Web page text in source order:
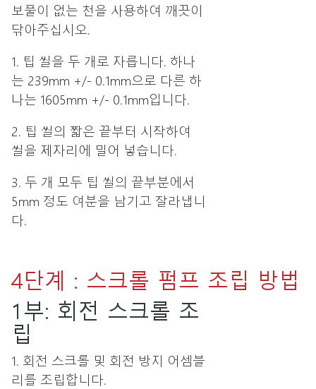
보풀이 없는 천을 사용하여 깨끗이
닦아주십시오.
1. 팁 씰을 두 개로 자릅니다. 하나
는 239mm +/- 0.1mm으로 다른 하
나는 1605mm +/- 0.1mm입니다.
2. 팁 씰의 짧은 끝부터 시작하여
씰을 제자리에 밀어 넣습니다.
3. 두 개 모두 팁 씰의 끝부분에서
5mm 정도 여분을 남기고 잘라냅니
다.
4단계 : 스크롤 펌프 조립 방법
1부: 회전 스크롤 조
립
1. 회전 스크롤 및 회전 방지 어셈블
리를 조립합니다.